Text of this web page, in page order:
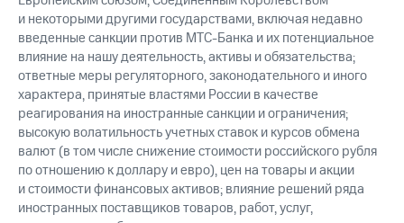
и некоторыми другими государствами, включая недавно
введенные санкции против МТС-Банка и их потенциальное
влияние на нашу деятельность, активы и обязательства;
ответные меры регуляторного, законодательного и иного
характера, принятые властями России в качестве
реагирования на иностранные санкции и ограничения;
высокую волатильность учетных ставок и курсов обмена
валют (в том числе снижение стоимости российского рубля
по отношению к доллару и евро), цен на товары и акции
и стоимости финансовых активов; влияние решений ряда
иностранных поставщиков товаров, работ, услуг,